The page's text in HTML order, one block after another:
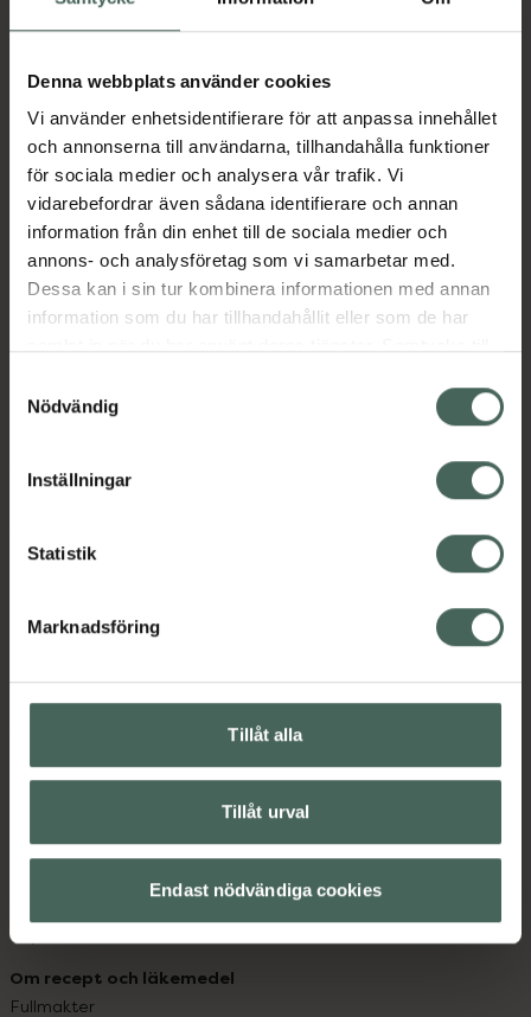
Denna webbplats använder cookies
Vi använder enhetsidentifierare för att anpassa innehållet
och annonserna till användarna, tillhandahålla funktioner
för sociala medier och analysera vår trafik. Vi
vidarebefordrar även sådana identifierare och annan
information från din enhet till de sociala medier och
annons- och analysföretag som vi samarbetar med.
Dessa kan i sin tur kombinera informationen med annan
information som du har tillhandahållit eller som de har
återkalla ditt samtycke via webbplatsens
cookieinställningar. Ett återkallat samtycke påverkar inte
lagligheten av behandling som skett innan återkallelsen.
Nödvändig
Inställningar
Statistik
Marknadsföring
Tillåt alla
Tillåt urval
Endast nödvändiga cookies
Aktuella erbjudanden
Beskrivning
08719323331815
Kronans Apotek finns här för dig. Du hittar oss från Skåne i
datorn. Oavsett vem du är så är det vårt uppdrag att
med oss.
Kundservice
Kontakta oss
Hitta apotek
Leverans, betalning och retur
Kundklubb
Köpvillkor
Om recept och läkemedel
Fullmakter